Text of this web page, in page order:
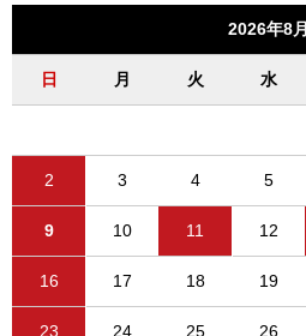
2026年8月
日 月 火 水
2 3 4 5
9 10 11 12
16 17 18 19
23 24 25 26